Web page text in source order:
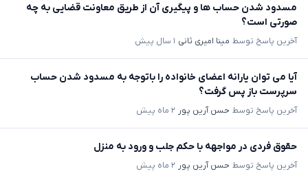
مسدود شدن حساب ها و پیگیری آن از طریق معاونت قضایی به چه
صورتی است؟
آخرین پاسخ توسط مینا امیری ثانی ۱ سال پیش
آیا می توان یارانه اعضای خانواده را باتوجه به مسدود شدن حساب
سرپرست باز پس گرفت؟
آخرین پاسخ توسط حسن آرین پور ۲ ماه پیش
حقوق فردی در مواجهه با حکم جلب و ورود به منزل
آخرین پاسخ توسط حسن آرین پور ۲ ماه پیش